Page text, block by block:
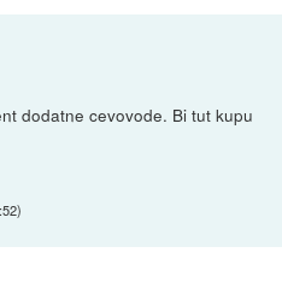
dodatne cevovode. Bi tut kupu
)